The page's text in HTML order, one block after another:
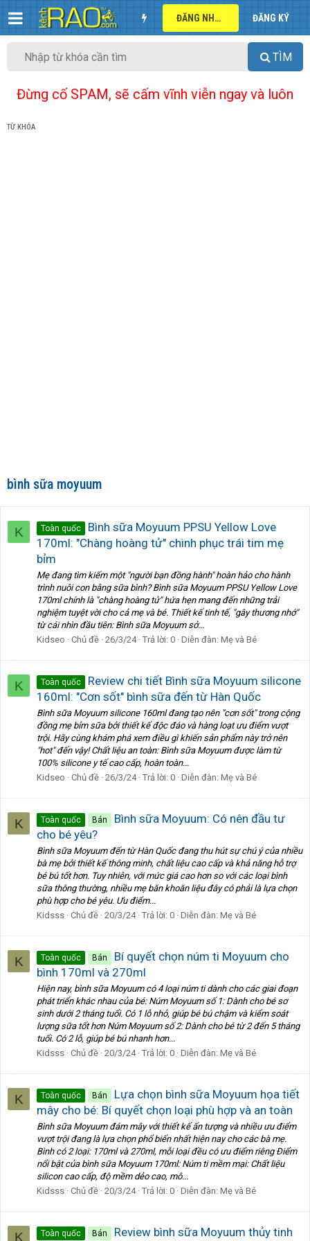
ĐĂNG NHẬP ĐĂNG KÝ
TÌM
Đừng cố SPAM, sẽ cấm vĩnh viễn ngay và luôn
TỪ KHÓA
bình sữa moyuum
K Toàn quốc
Bình sữa Moyuum PPSU Yellow Love
170ml: "Chàng hoàng tử" chinh phục trái tim mẹ
bỉm
Mẹ đang tìm kiếm một "người bạn đồng hành" hoàn hảo cho hành
trình nuôi con bằng sữa bình? Bình sữa Moyuum PPSU Yellow Love
170ml chính là "chàng hoàng tử" hứa hẹn mang đến những trải
nghiệm tuyệt vời cho cả mẹ và bé. Thiết kế tinh tế, "gây thương nhớ"
từ cái nhìn đầu tiên: Bình sữa Moyuum sở...
Kidseo
Chủ đề 26/3/24 Trả lời: 0 Diễn đàn: Mẹ và Bé
K Toàn quốc
Review chi tiết Bình sữa Moyuum silicone
160ml: "Cơn sốt" bình sữa đến từ Hàn Quốc
Bình sữa Moyuum silicone 160ml đang tạo nên "cơn sốt" trong cộng
đồng mẹ bỉm sữa bởi thiết kế độc đáo và hàng loạt ưu điểm vượt
trội. Hãy cùng khám phá xem điều gì khiến sản phẩm này trở nên
"hot" đến vậy! Chất liệu an toàn: Bình sữa Moyuum được làm từ
100% silicone y tế cao cấp, hoàn toàn...
Kidseo
Chủ đề 26/3/24 Trả lời: 0 Diễn đàn: Mẹ và Bé
K Toàn quốc Bán
Bình sữa Moyuum: Có nên đầu tư
cho bé yêu?
Bình sữa Moyuum đến từ Hàn Quốc đang thu hút sự chú ý của nhiều
bà mẹ bởi thiết kế thông minh, chất liệu cao cấp và khả năng hỗ trợ
bé bú tốt hơn. Tuy nhiên, với mức giá cao hơn so với các loại bình
sữa thông thường, nhiều mẹ băn khoăn liệu đây có phải là lựa chọn
phù hợp cho bé yêu. Ưu điểm...
Kidsss Chủ đề 20/3/24 Trả lời: 0 Diễn đàn: Mẹ và Bé
K Toàn quốc Bán
Bí quyết chọn núm ti Moyuum cho
bình 170ml và 270ml
Hiện nay, bình sữa Moyuum có 4 loại núm ti dành cho các giai đoạn
phát triển khác nhau của bé: Núm Moyuum số 1: Dành cho bé sơ
sinh dưới 2 tháng tuổi. Có 1 lỗ nhỏ, giúp bé bú chậm và kiểm soát
lượng sữa tốt hơn Núm Moyuum số 2: Dành cho bé từ 2 đến 5 tháng
tuổi. Có 2 lỗ, giúp bé bú nhanh hơn...
Kidsss Chủ đề 20/3/24 Trả lời: 0 Diễn đàn: Mẹ và Bé
K Toàn quốc Bán
Lựa chọn bình sữa Moyuum họa tiết
mây cho bé: Bí quyết chọn loại phù hợp và an toàn
Bình sữa Moyuum đám mây với thiết kế ấn tượng và nhiều ưu điểm
vượt trội đang là lựa chọn phổ biến nhất hiện nay cho các bà mẹ.
Bình có 2 loại: 170ml và 270ml, mỗi loại đều có ưu điểm riêng Điểm
nổi bật của bình sữa Moyuum 170ml: Núm ti mềm mại: Chất liệu
silicon cao cấp, độ mềm dẻo cao, mô...
Kidsss Chủ đề 20/3/24 Trả lời: 0 Diễn đàn: Mẹ và Bé
K Toàn quốc Bán
Review bình sữa Moyuum thủy tinh